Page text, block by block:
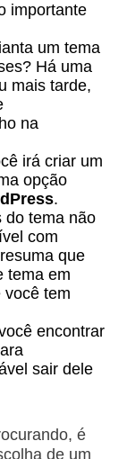
importante
um tema
Há uma
mais tarde,
na
irá criar um
opção
.
do tema não
com
que
tema em
você tem
encontrar
sair dele
é
de um